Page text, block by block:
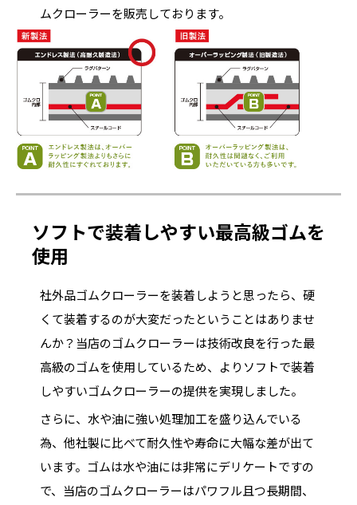
ムクローラーを販売しております。
ソフトで装着しやすい最高級ゴムを
使用
社外品ゴムクローラーを装着しようと思ったら、硬
くて装着するのが大変だったということはありませ
んか？当店のゴムクローラーは技術改良を行った最
高級のゴムを使用しているため、よりソフトで装着
しやすいゴムクローラーの提供を実現しました。
さらに、水や油に強い処理加工を盛り込んでいる
為、他社製に比べて耐久性や寿命に大幅な差が出て
います。ゴムは水や油には非常にデリケートですの
で、当店のゴムクローラーはパワフル且つ長期間、